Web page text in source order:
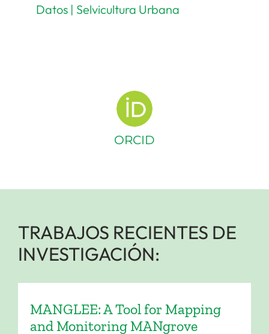
Datos | Selvicultura Urbana
ORCID
TRABAJOS RECIENTES DE
INVESTIGACIÓN:
MANGLEE: A Tool for Mapping
and Monitoring MANgrove